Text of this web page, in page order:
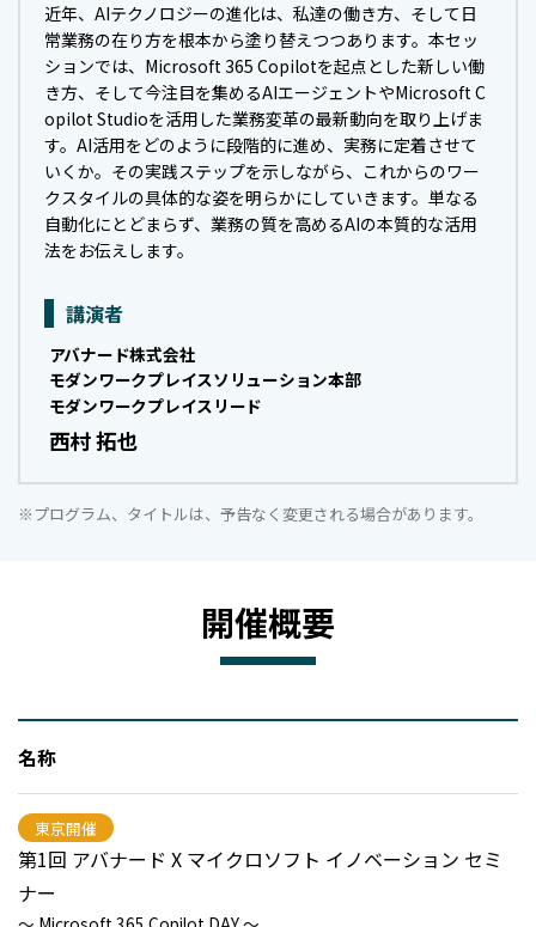
近年、AIテクノロジーの進化は、私達の働き方、そして日
常業務の在り方を根本から塗り替えつつあります。本セッ
ションでは、Microsoft 365 Copilotを起点とした新しい働
き方、そして今注目を集めるAIエージェントやMicrosoft C
opilot Studioを活用した業務変革の最新動向を取り上げま
す。AI活用をどのように段階的に進め、実務に定着させて
いくか。その実践ステップを示しながら、これからのワー
クスタイルの具体的な姿を明らかにしていきます。単なる
自動化にとどまらず、業務の質を高めるAIの本質的な活用
法をお伝えします。
講演者
アバナード株式会社
モダンワークプレイスソリューション本部
モダンワークプレイスリード
西村 拓也
※プログラム、タイトルは、予告なく変更される場合があります。
開催概要
名称
東京開催
第1回 アバナード X マイクロソフト イノベーション セミ
ナー